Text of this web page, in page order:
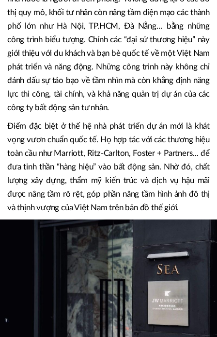
kiến tạo bởi tập đoàn Masterise.
Tại hội thảo “Đột phá trong cải cách thể chế để kinh tế tư
nhân bứt phá”, GS. TS Hoàng Văn Cường đánh giá: “Trong
lĩnh vực bất động sản tư nhân đã vươn lên thành trụ cột dù
nhà nước là người đi tiên phong.” Không dừng lại ở các đô
thị quy mô, khối tư nhân còn nâng tầm diện mạo các thành
phố lớn như Hà Nội, TP.HCM, Đà Nẵng… bằng những
công trình biểu tượng. Chính các “đại sứ thương hiệu” này
phát triển và năng động. Những công trình này không chỉ
đánh dấu sự táo bạo về tầm nhìn mà còn khẳng định năng
công ty bất động sản tư nhân.
Điểm đặc biệt ở thế hệ nhà phát triển dự án mới là khát
vọng vươn chuẩn quốc tế. Họ hợp tác với các thương hiệu
toàn cầu như Marriott, Ritz-Carlton, Foster + Partners… để
đưa tinh thần “hàng hiệu” vào bất động sản. Nhờ đó, chất
lượng xây dựng, thẩm mỹ kiến trúc và dịch vụ hậu mãi
được nâng tầm rõ rệt, góp phần nâng tầm hình ảnh đô thị
và thịnh vượng của Việt Nam trên bản đồ thế giới.